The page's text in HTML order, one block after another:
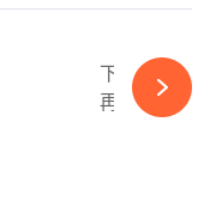
下一篇
再次"爆雷"！光伏黑马又有坏消息-必赢体育app官方平台